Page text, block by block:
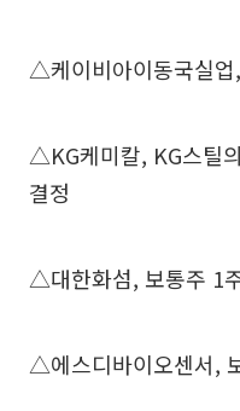
△케이비아이동국실
△KG케미칼, KG스틸
결정
△대한화섬, 보통주 1
△에스디바이오센서,